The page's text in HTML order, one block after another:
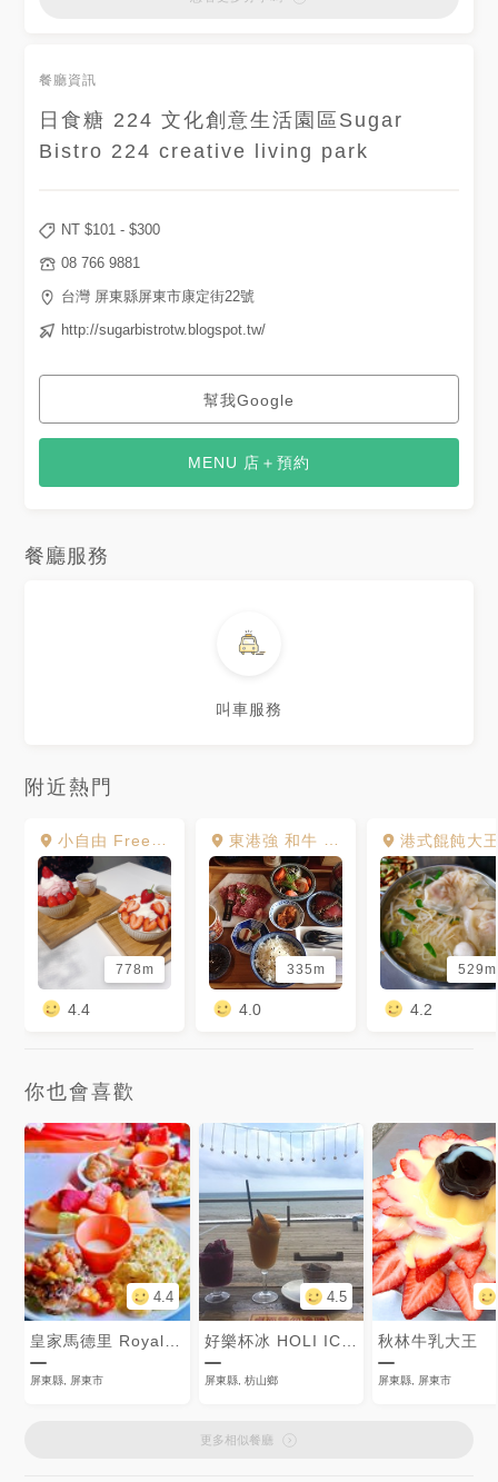
餐廳資訊
日食糖 224 文化創意生活園區Sugar
Bistro 224 creative living park
NT $101 - $300
08 766 9881
台灣 屏東縣屏東市康定街22號
http://sugarbistrotw.blogspot.tw/
幫我Google
MENU 店＋預約
餐廳服務
叫車服務
附近熱門
小自由 Free Moment
778m
4.4
東港強 和牛 燒肉 屏東旗艦店
335m
4.0
港式餛飩大
529m
4.2
你也會喜歡
4.4
皇家馬德里 Royal Madrid
屏東縣, 屏東市
4.5
好樂杯冰 HOLI ICE CUP
屏東縣, 枋山鄉
秋林牛乳大王
屏東縣, 屏東市
更多相似餐廳